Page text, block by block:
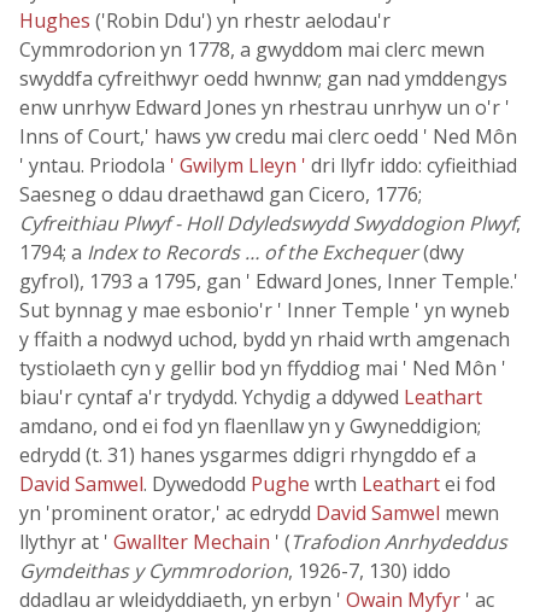
Hughes ('Robin Ddu') yn rhestr aelodau'r
Cymmrodorion yn 1778, a gwyddom mai clerc mewn
swyddfa cyfreithwyr oedd hwnnw; gan nad ymddengys
enw unrhyw Edward Jones yn rhestrau unrhyw un o'r '
Inns of Court,' haws yw credu mai clerc oedd ' Ned Môn
' yntau. Priodola ' Gwilym Lleyn ' dri llyfr iddo: cyfieithiad
Saesneg o ddau draethawd gan Cicero, 1776;
Cyfreithiau Plwyf - Holl Ddyledswydd Swyddogion Plwyf,
1794; a Index to Records … of the Exchequer(dwy
gyfrol), 1793 a 1795, gan ' Edward Jones, Inner Temple.'
Sut bynnag y mae esbonio'r ' Inner Temple ' yn wyneb
y ffaith a nodwyd uchod, bydd yn rhaid wrth amgenach
tystiolaeth cyn y gellir bod yn ffyddiog mai ' Ned Môn '
biau'r cyntaf a'r trydydd. Ychydig a ddywed Leathart
amdano, ond ei fod yn flaenllaw yn y Gwyneddigion;
edrydd (t. 31) hanes ysgarmes ddigri rhyngddo ef a
David Samwel. Dywedodd Pughe wrth Leathartei fod
yn 'prominent orator,' ac edrydd David Samwel mewn
llythyr at ' Gwallter Mechain ' (Trafodion Anrhydeddus
Gymdeithas y Cymmrodorion, 1926-7, 130) iddo
ddadlau ar wleidyddiaeth, yn erbyn ' Owain Myfyr ' ac